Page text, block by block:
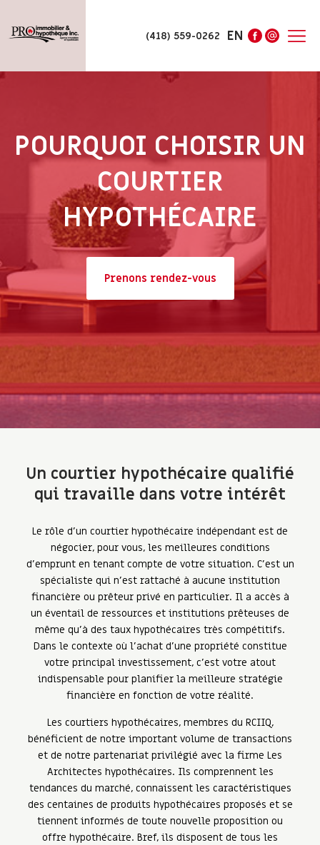
(418) 559-0262 EN
POURQUOI CHOISIR UN
COURTIER
HYPOTHÉCAIRE
Prenons rendez-vous
Un courtier hypothécaire qualifié
qui travaille dans votre intérêt
Le rôle d'un courtier hypothécaire indépendant est de
négocier, pour vous, les meilleures conditions
d'emprunt en tenant compte de votre situation. C'est un
spécialiste qui n'est rattaché à aucune institution
financière ou prêteur privé en particulier. Il a accès à
un éventail de ressources et institutions prêteuses de
même qu'à des taux hypothécaires très compétitifs.
Dans le contexte où l'achat d'une propriété constitue
votre principal investissement, c'est votre atout
indispensable pour planifier la meilleure stratégie
financière en fonction de votre réalité.
Les courtiers hypothécaires, membres du RCIIQ,
bénéficient de notre important volume de transactions
et de notre partenariat privilégié avec la firme Les
Architectes hypothécaires. Ils comprennent les
tendances du marché, connaissent les caractéristiques
des centaines de produits hypothécaires proposés et se
tiennent informés de toute nouvelle proposition ou
offre hypothécaire. Bref, ils disposent de tous les